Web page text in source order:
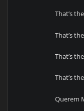
That’s
That’s
That’s
That’s
Querem